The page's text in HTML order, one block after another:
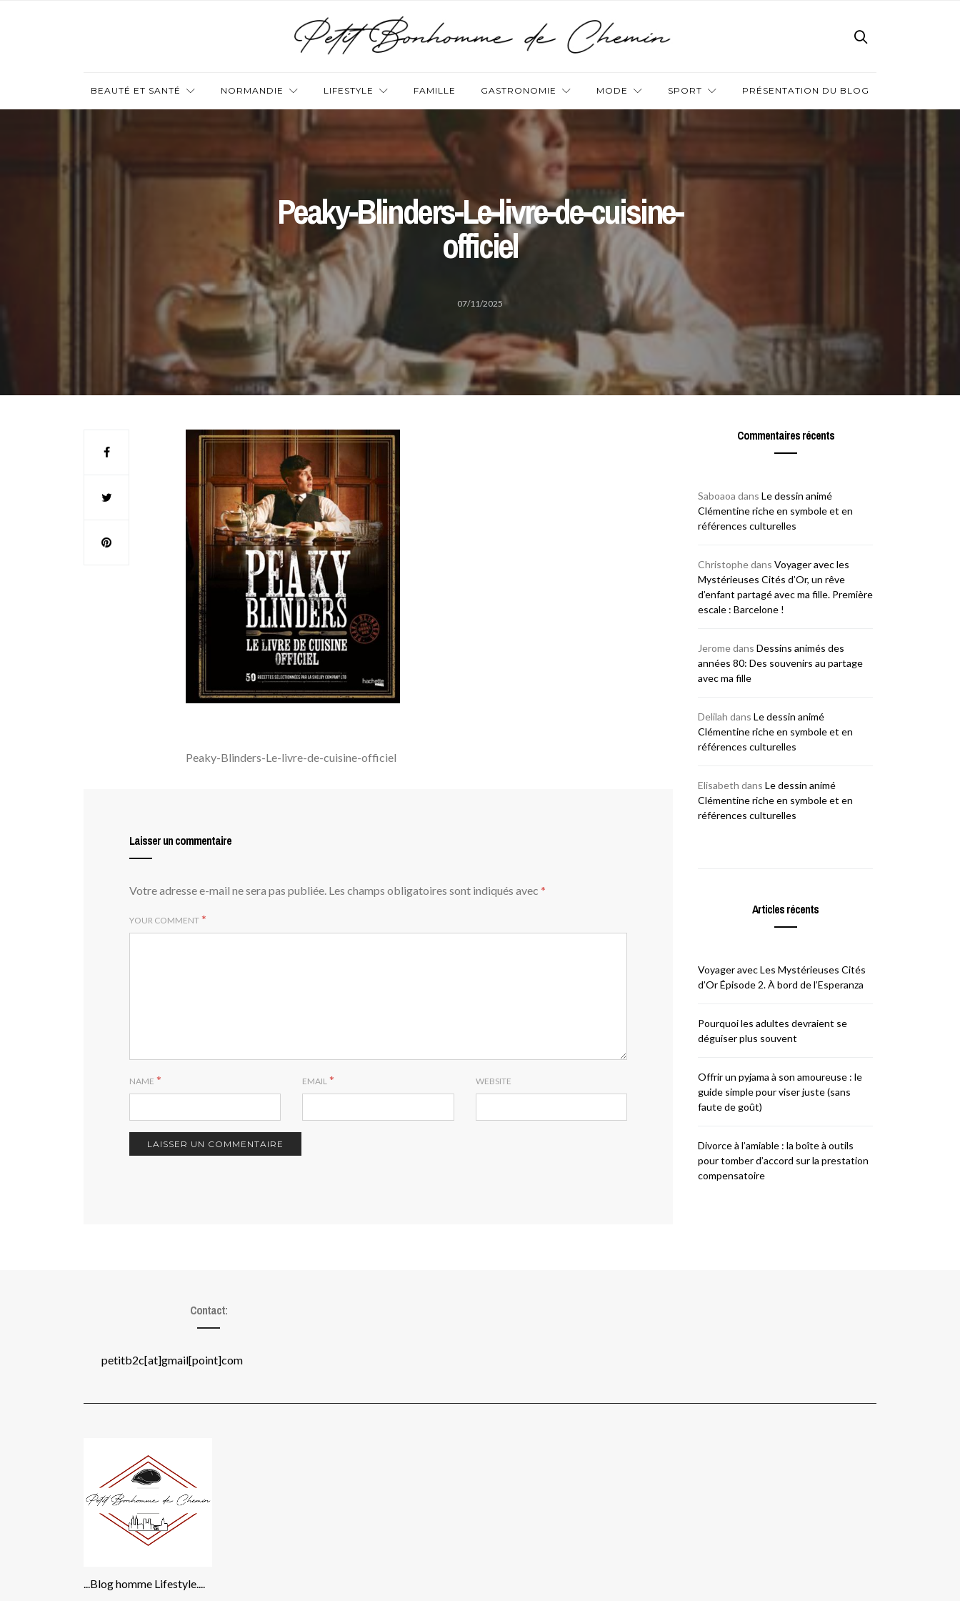
BEAUTÉ ET SANTÉ NORMANDIE LIFESTYLE FAMILLE GASTRONOMIE MODE SPORT PRÉSENTATION DU BLOG
Peaky-Blinders-Le-livre-de-cuisine-
officiel
07/11/2025
Peaky-Blinders-Le-livre-de-cuisine-officiel
Laisser un commentaire
Votre adresse e-mail ne sera pas publiée. Les champs obligatoires sont indiqués avec *
YOUR COMMENT *
NAME * EMAIL * WEBSITE
Commentaires récents
Saboaoa dans Le dessin animé
Clémentine riche en symbole et en
références culturelles
Christophedans Voyager avec les
Mystérieuses Cités d’Or, un rêve
d’enfant partagé avec ma fille. Première
escale : Barcelone !
Jeromedans Dessins animés des
années 80: Des souvenirs au partage
avec ma fille
Delilah dans Le dessin animé
Clémentine riche en symbole et en
références culturelles
Elisabeth dans Le dessin animé
Clémentine riche en symbole et en
références culturelles
Articles récents
Voyager avec Les Mystérieuses Cités
d’Or Épisode 2. À bord de l’Esperanza
Pourquoi les adultes devraient se
déguiser plus souvent
Offrir un pyjama à son amoureuse : le
guide simple pour viser juste (sans
faute de goût)
Divorce à l’amiable : la boîte à outils
pour tomber d’accord sur la prestation
compensatoire
Contact:
petitb2c[at]gmail[point]com
...Blog homme Lifestyle....